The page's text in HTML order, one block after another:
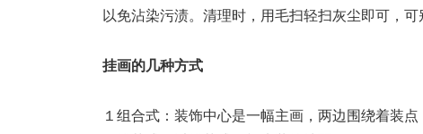
以免沾染污渍。清理时，用毛扫轻扫灰尘即可，可
挂画的几种方式
１组合式：装饰中心是一幅主画，两边围绕着装